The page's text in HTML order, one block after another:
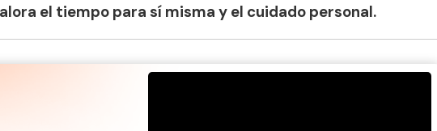
el tiempo para sí misma y el cuidado personal.